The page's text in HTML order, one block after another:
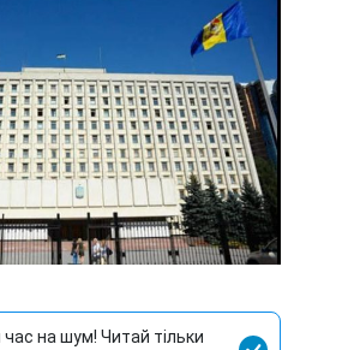
на шум! Читай тільки